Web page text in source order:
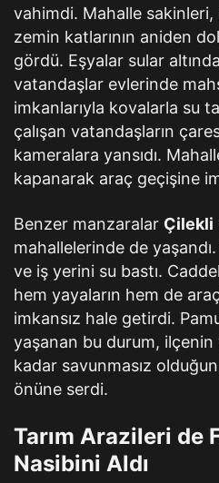
vahimdi. Mahalle
zemin katlarının aniden
gördü. Eşyalar sular
vatandaşlar evlerinde
imkanlarıyla kovalarla su
çalışan vatandaşların
kameralara yansıdı.
kapanarak araç geçişine
Benzer manzaralar Çilekli
mahallelerinde de
ve iş yerini su bastı.
hem yayaların hem de
imkansız hale getirdi.
yaşanan bu durum, ilçenin
kadar savunmasız
önüne serdi.
Tarım Arazileri de
Nasibini Aldı